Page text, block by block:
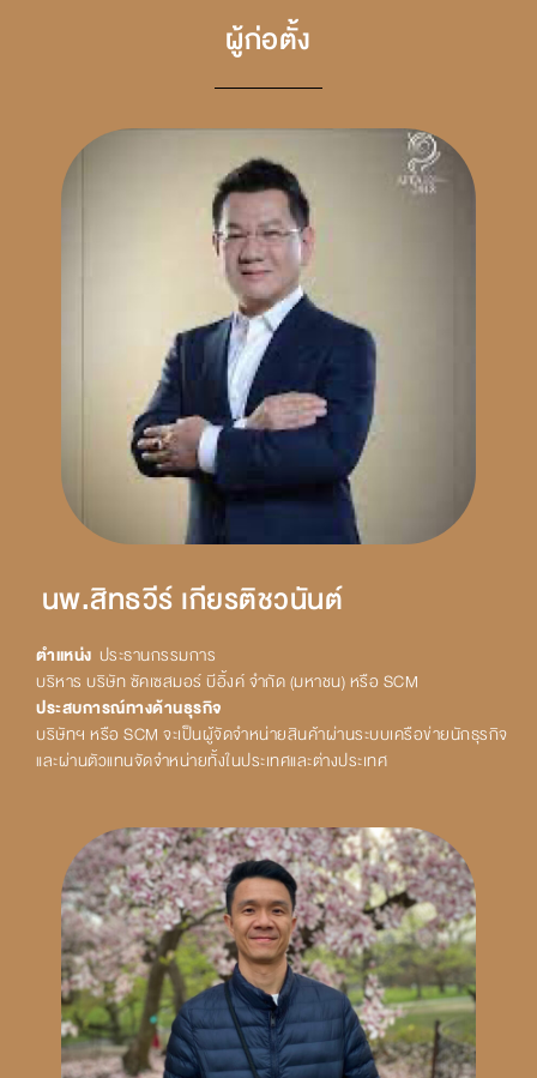
ผู้ก่อตั้ง
นพ.สิทธวีร์ เกียรติชวนันต์
ตำแหน่ง ประธานกรรมการ
บริหาร บริษัท ซัคเซสมอร์ บีอิ้งค์ จำกัด (มหาชน) หรือ SCM
ประสบการณ์ทางด้านธุรกิจ
บริษัทฯ หรือ SCM จะเป็นผู้จัดจำหน่ายสินค้าผ่านระบบเครือข่ายนักธุรกิจ
และผ่านตัวแทนจัดจำหน่ายทั้งในประเทศและต่างประเทศ